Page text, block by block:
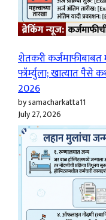
शेतकरी कर्जमाफीबाबत
फॉर्म्युला; खात्यात पैसे
2026
by samacharkatta11
July 27, 2026